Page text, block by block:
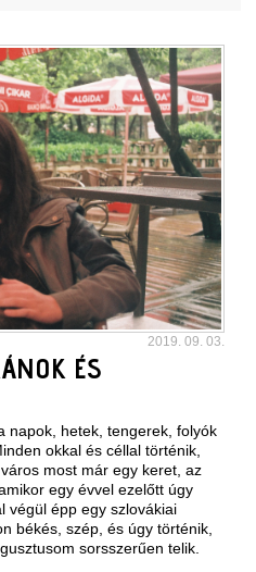
2019. 09. 03.
ÉS
napok, hetek, tengerek, folyók
okkal és céllal történik,
most már egy keret, az
egy évvel ezelőtt úgy
végül épp egy szlovákiai
békés, szép, és úgy történik,
sorsszerűen telik.